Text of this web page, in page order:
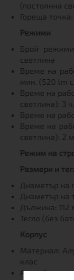
(постоянна
Гореща
Режими
Брой
светлина
Време на
мин. (520 lm
Време на
светлина): 3
Време на
Време на
светлина): 2
Режим на
Размери и
Диаметър на
Диаметър на
Дължина: 112
Тегло (без
Корпус
Материал:
клас